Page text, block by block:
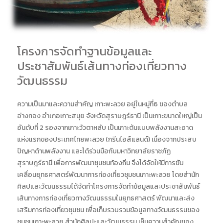
โครงการจัดทำฐานข้อมูลและ
ประชาสัมพันธ์เส้นทางท่องเที่ยวทาง
วัฒนธรรม
ความเป็นมาและความสำคัญ เกาะพะลวย อยู่ในหมู่ที่6 ของตำบล
อ่างทอง อำเภอเกาะสมุย จังหวัดสุราษฎร์ธานี เป็นเกาะขนาดใหญ่เป็น
อันดับที่ 2 รองจากเกาะวัวตาหลับ เป็นเกาะต้นแบบพลังงานสะอาด
แห่งแรกของประเทศไทยพะลวย (กรีนไอส์แลนด์) เนื่องจากประสบ
ปัญหาด้านพลังงาน และได้ร่วมมือกับมหาวิทยาลัยราชภัฏ
สุราษฎร์ธานี เพื่อการพัฒนาชุมชนท้องถิ่น จึงได้จัดให้มีการขับ
เคลื่อนยุทธศาสตร์พัฒนาการท่องเที่ยวชุมชนเกาะพะลวย โดยสำนัก
ศิลปและวัฒนธรรมได้จัดทำโครงการจัดทำข้อมูลและประชาสัมพันธ์
เส้นทางการท่องเที่ยวทางวัฒนธรรมในยุทธศาสตร์ พัฒนาและส่ง
เสริมการท่องเที่ยวชุมชน เพื่อเก็บรวบรวมข้อมูลทางวัฒนธรรมของ